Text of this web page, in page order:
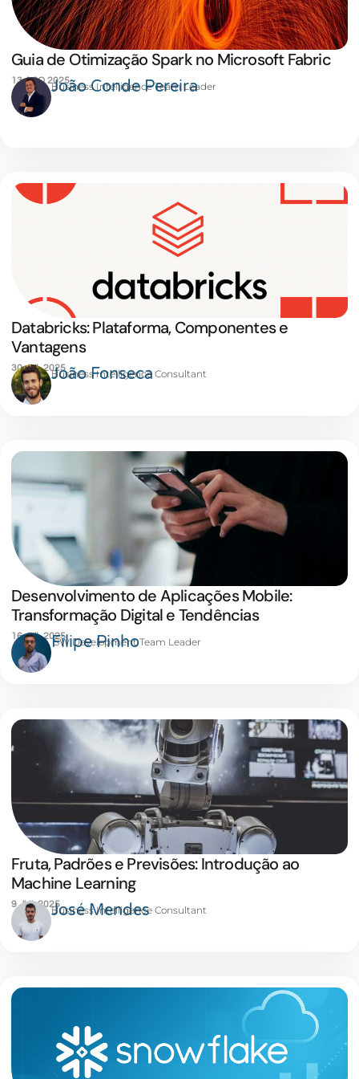
Guia de Otimização Spark no Microsoft Fabric
13 AGO 2025João Conde Pereira
Business Intelligence Team Leader
Databricks: Plataforma, Componentes e
Vantagens
30 JUL 2025João Fonseca
Business Intelligence Consultant
Desenvolvimento de Aplicações Mobile:
Transformação Digital e Tendências
16 JUL 2025Filipe Pinho
SW Development Team Leader
Fruta, Padrões e Previsões: Introdução ao
Machine Learning
9 JUL 2025José Mendes
Business Intelligence Consultant